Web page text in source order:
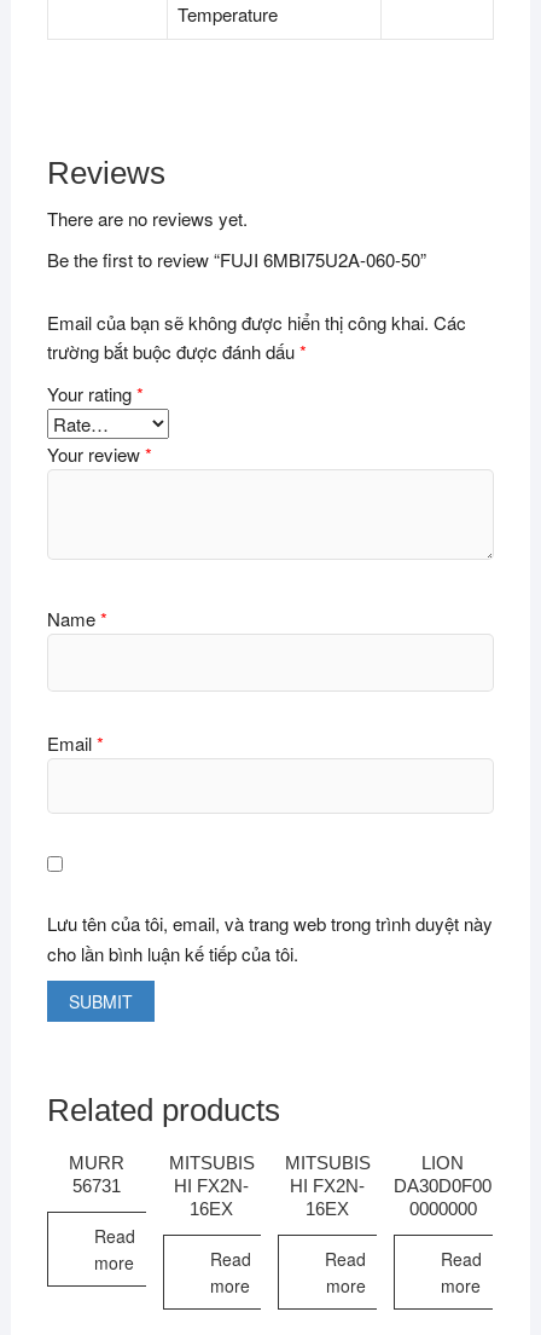
Temperature
Reviews
There are no reviews yet.
Be the first to review “FUJI 6MBI75U2A-060-50”
Email của bạn sẽ không được hiển thị công khai. Các
trường bắt buộc được đánh dấu*
Your rating*
Your review*
Name*
Email*
Lưu tên của tôi, email, và trang web trong trình duyệt này
cho lần bình luận kế tiếp của tôi.
Related products
MURR
56731
Read
more
MITSUBIS
HI FX2N-
16EX
Read
more
MITSUBIS
HI FX2N-
16EX
Read
more
LION
DA30D0F00
0000000
Read
more